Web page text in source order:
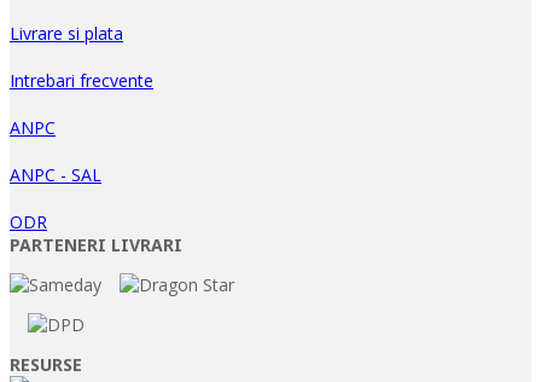
Livrare si plata
Intrebari frecvente
ANPC
ANPC - SAL
ODR
PARTENERI LIVRARI
RESURSE